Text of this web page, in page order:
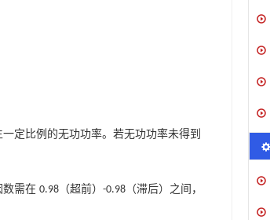
定比例的无功功率。若无功功率未得到
数需在 0.98 （超前） -0.98 （滞后）之间，